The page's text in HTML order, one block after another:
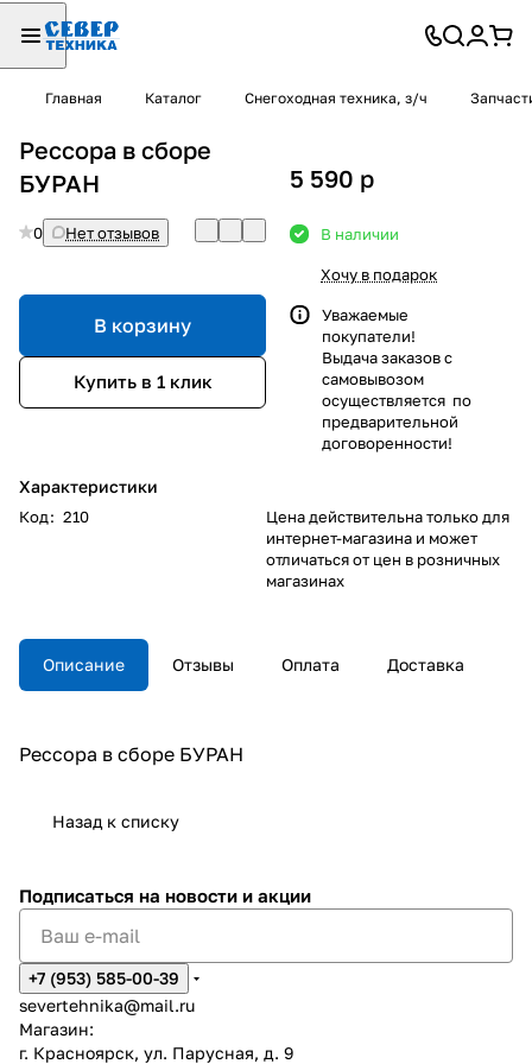
Главная Каталог Снегоходная техника, з/ч
Рессора в сборе
БУРАН
0 Нет отзывов
В корзину
Купить в 1 клик
Характеристики
Код: 210
5 590 p
В наличии
Хочу в подарок
Уважаемые
покупатели!
Выдача заказов с
самовывозом
осуществляется по
предварительной
договоренности!
Цена действительна только для
интернет-магазина и может
отличаться от цен в розничных
магазинах
Описание Отзывы Оплата Доставка
Рессора в сборе БУРАН
Назад к списку
Подписаться на новости и акции
+7 (953) 585-00-39
severtehnika@mail.ru
Магазин:
г. Красноярск, ул. Парусная, д. 9